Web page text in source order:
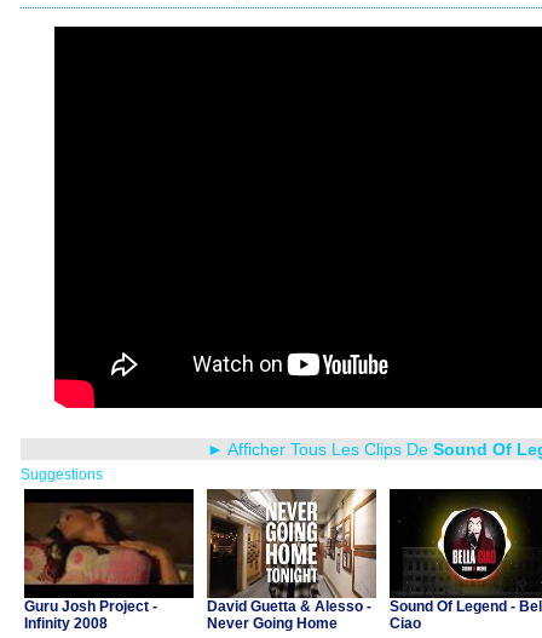
► Afficher Tous Les Clips De Sound Of
Suggestions
Guru Josh Project -
Infinity 2008
David Guetta & Alesso -
Never Going Home
Sound Of Legend -
Ciao